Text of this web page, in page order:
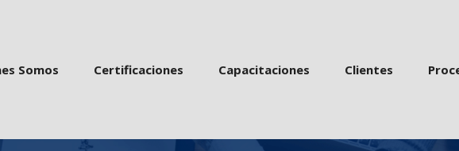
Somo Certificacione Capacitacione Cliente